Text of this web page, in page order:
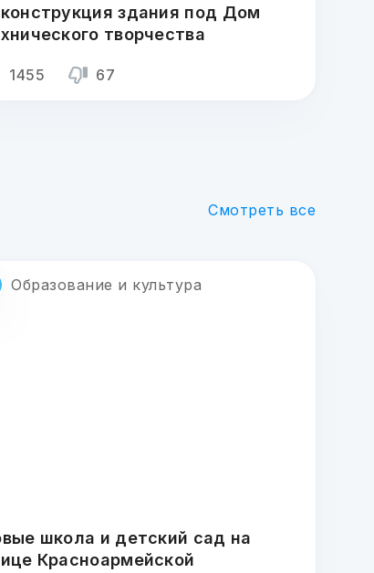
здания под Дом
творчества
1455 67
Смотреть все
Образование и культура
школа и детский сад на
Красноармейской